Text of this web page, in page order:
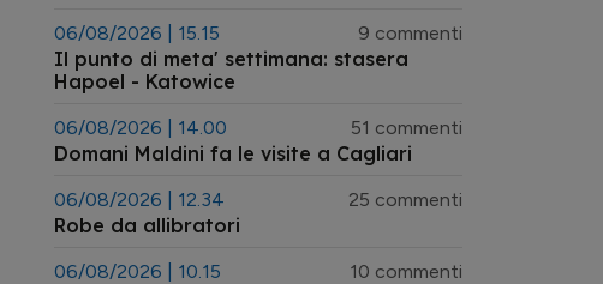
06/08/2026 | 15.15 9 commenti
Il punto di meta' settimana: stasera
Hapoel - Katowice
06/08/2026 | 14.00 51 commenti
Domani Maldini fa le visite a Cagliari
06/08/2026 | 12.34 25 commenti
Robe da allibratori
06/08/2026 | 10.15 10 commenti